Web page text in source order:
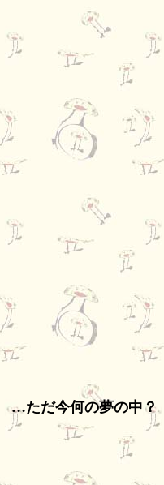
…ただ今何の夢の中？